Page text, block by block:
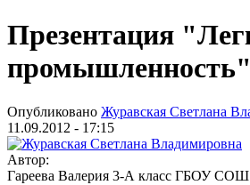
Презентация
промышленность"
Опубликовано Журавская Светлана
11.09.2012 - 17:15
Автор:
Гареева Валерия 3-А класс ГБОУ СОШ